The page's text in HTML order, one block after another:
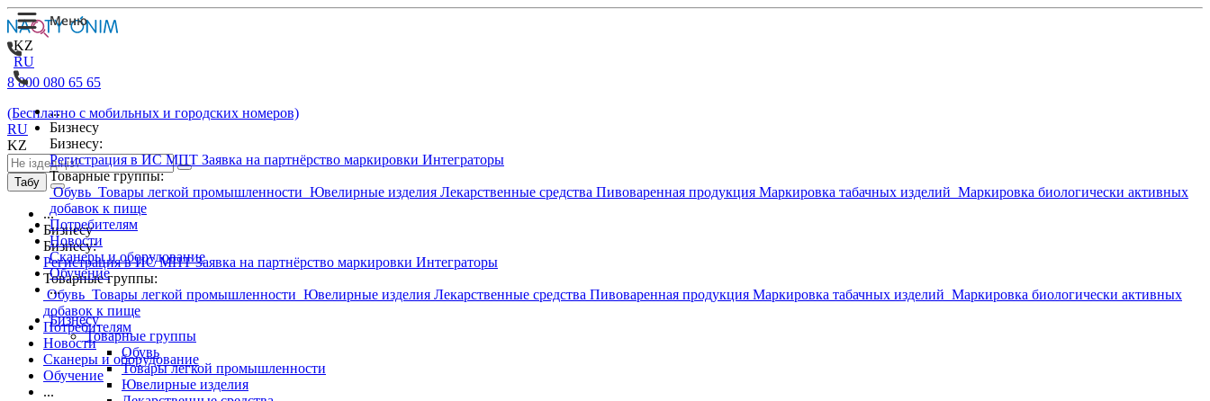
KZ
RU
...
Бизнесу
Бизнесу:
Регистрация в ИС МПТ Заявка на партнёрство маркировки Интеграторы
Товарные группы:
Обувь Товары легкой промышленности Ювелирные изделия Лекарственные средства Пивоваренная продукция Маркировка табачных изделий Маркировка биологически активных
добавок к пище
Потребителям
Новости
Сканеры и оборудование
Обучение
...
Бизнесу
Товарные группы
Обувь
Товары легкой промышленности
Ювелирные изделия
8 800 080 65 65
(Бесплатно с мобильных и городских номеров)
RU
KZ
Табу
...
Бизнесу
Бизнесу:
Регистрация в ИС МПТЗаявка на партнёрство маркировки Интеграторы
Товарные группы:
Обувь Товары легкой промышленности Ювелирные изделия Лекарственные средства Пивоваренная продукция Маркировка табачных изделий Маркировка биологически активных
добавок к пище
Потребителям
Новости
Сканеры и оборудование
Обучение
...